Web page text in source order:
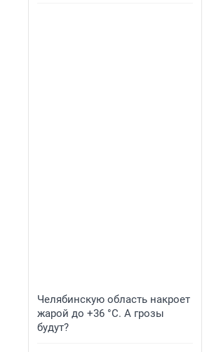
Челябинскую область накроет
жарой до +36 °C. А грозы
будут?